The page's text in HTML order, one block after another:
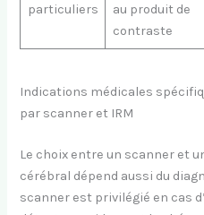
particuliers
au produit de
contraste
Indications médicales
par scanner et IRM
Le choix entre un scanner et
cérébral dépend aussi du
scanner est privilégié en cas